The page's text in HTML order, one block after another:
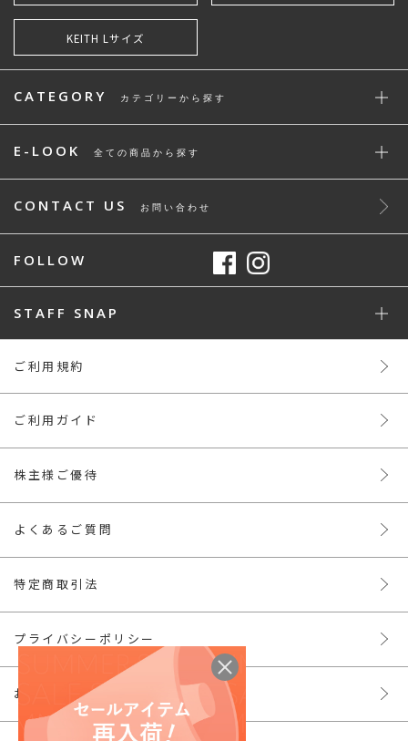
KEITH Lサイズ
CATEGORY カテゴリーから探す
E-LOOK 全ての商品から探す
CONTACT US お問い合わせ
FOLLOW
STAFF SNAP
ご利用規約
ご利用ガイド
株主様ご優待
よくあるご質問
特定商取引法
プライバシーポリシー
お問い合わせ